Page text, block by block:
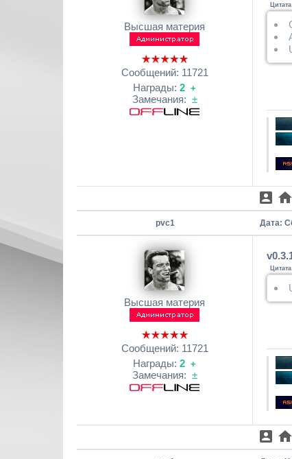
Высшая материя
Сообщений: 11721
Награды: 2 +
Замечания: ±
Цитата
pvc1 Дата:
Высшая материя
Сообщений: 11721
Награды: 2 +
Замечания: ±
Цитата